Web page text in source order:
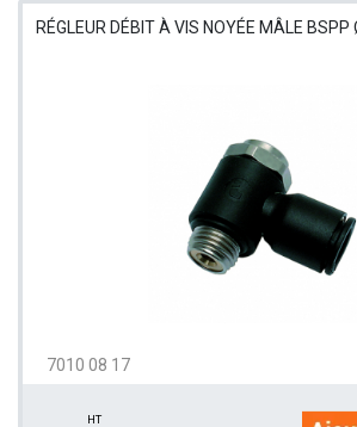
RÉGLEUR DÉBIT À VIS NOYÉE MÂLE
7010 08 17
HT